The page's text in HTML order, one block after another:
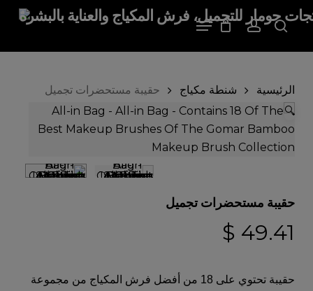
search
account
Menu
Cart
Cart
الرئيسية شنطة مكياج
حقيبة مستحضرات تجميل
🔍
حقيبة مستحضرات تجميل
$ 49.41
حقيبة تحتوي على 18 من أفضل فرش المكياج من مجموعة